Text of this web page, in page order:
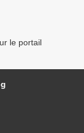
le portail